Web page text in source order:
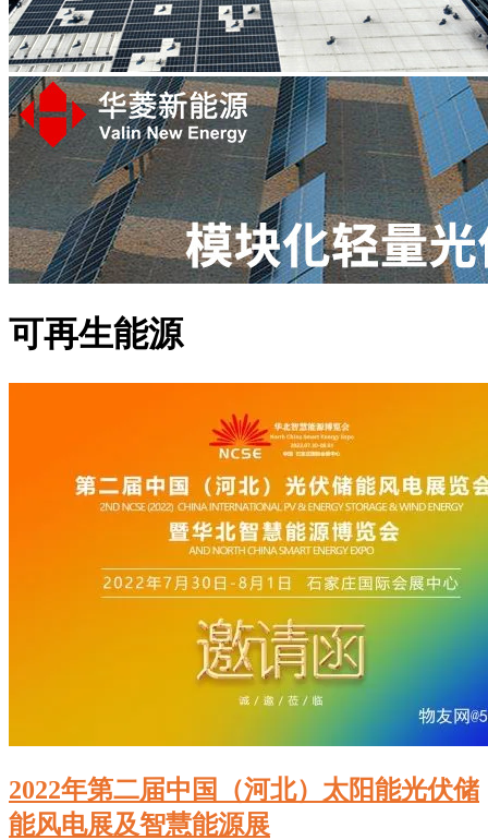
可再生能源
2022年第二届中国（河北）太阳能光伏储
能风电展及智慧能源展